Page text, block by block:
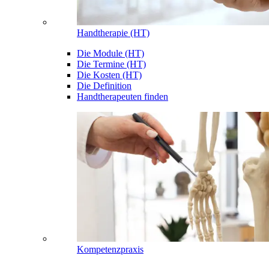
Handtherapie (HT)
Die Module (HT)
Die Termine (HT)
Die Kosten (HT)
Die Definition
Handtherapeuten finden
Kompetenzpraxis